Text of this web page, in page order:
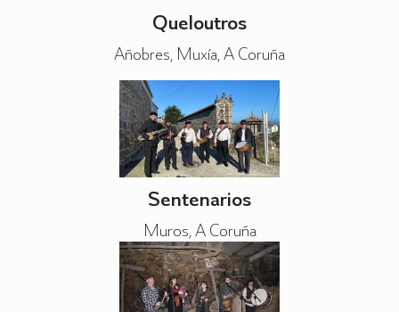
Queloutros
Añobres, Muxía, A Coruña
Sentenarios
Muros, A Coruña